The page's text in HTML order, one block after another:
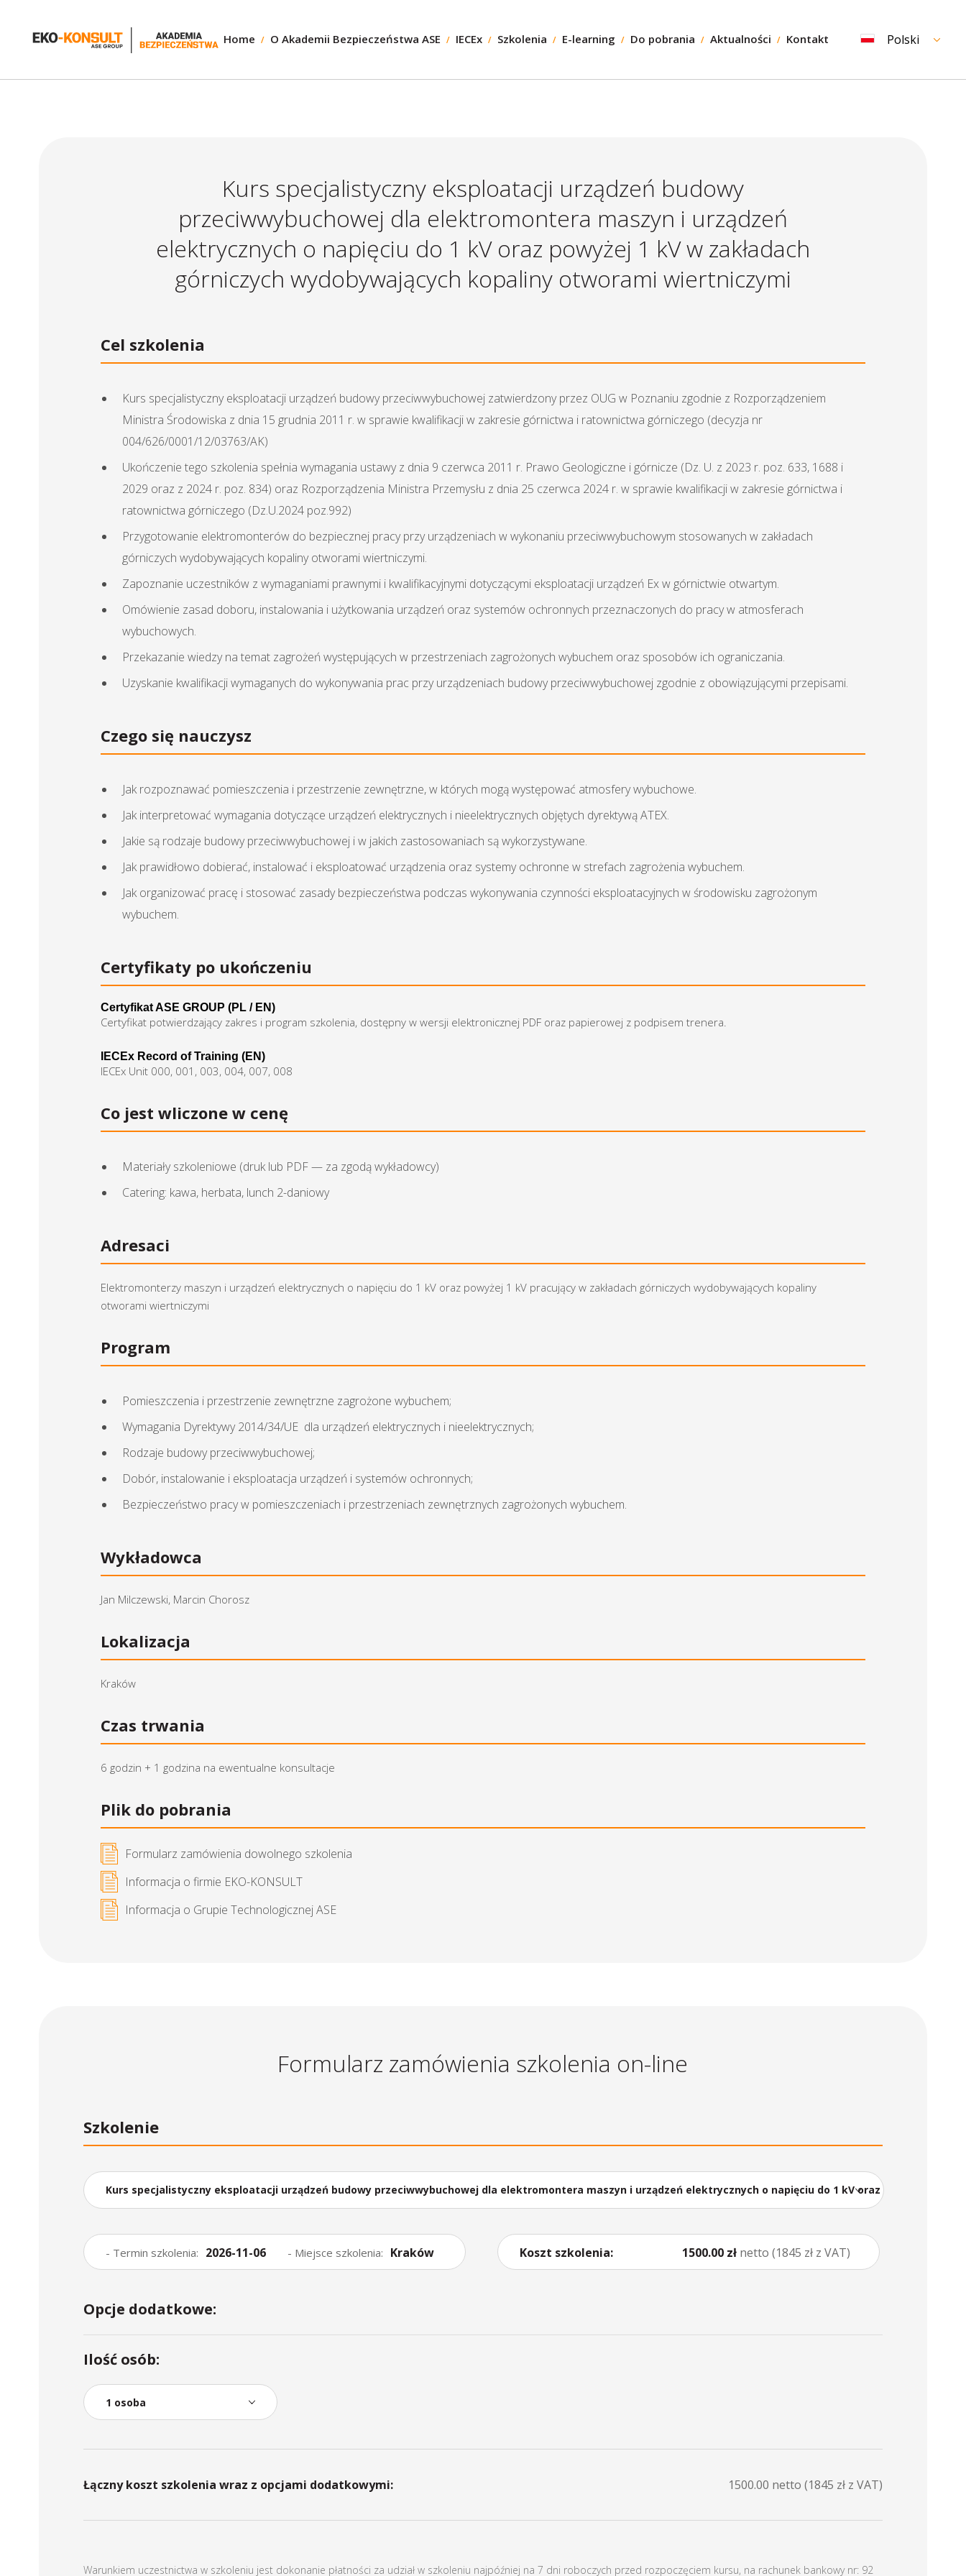
Home O Akademii Bezpieczeństwa ASE IECEx Szkolenia E-learning Do pobrania Aktualności Kontakt Polski
Kurs specjalistyczny eksploatacji urządzeń budowy
przeciwwybuchowej dla elektromontera maszyn i urządzeń
elektrycznych o napięciu do 1 kV oraz powyżej 1 kV w zakładach
górniczych wydobywających kopaliny otworami wiertniczymi
Cel szkolenia
Kurs specjalistyczny eksploatacji urządzeń budowy przeciwwybuchowej zatwierdzony przez OUG w Poznaniu zgodnie z Rozporządzeniem
Ministra Środowiska z dnia 15 grudnia 2011 r. w sprawie kwalifikacji w zakresie górnictwa i ratownictwa górniczego (decyzja nr
004/626/0001/12/03763/AK)
Ukończenie tego szkolenia spełnia wymagania ustawy z dnia 9 czerwca 2011 r. Prawo Geologiczne i górnicze (Dz. U. z 2023 r. poz. 633, 1688 i
2029 oraz z 2024 r. poz. 834) oraz Rozporządzenia Ministra Przemysłu z dnia 25 czerwca 2024 r. w sprawie kwalifikacji w zakresie górnictwa i
ratownictwa górniczego (Dz.U.2024 poz.992)
Przygotowanie elektromonterów do bezpiecznej pracy przy urządzeniach w wykonaniu przeciwwybuchowym stosowanych w zakładach
górniczych wydobywających kopaliny otworami wiertniczymi.
Zapoznanie uczestników z wymaganiami prawnymi i kwalifikacyjnymi dotyczącymi eksploatacji urządzeń Ex w górnictwie otwartym.
Omówienie zasad doboru, instalowania i użytkowania urządzeń oraz systemów ochronnych przeznaczonych do pracy w atmosferach
wybuchowych.
Przekazanie wiedzy na temat zagrożeń występujących w przestrzeniach zagrożonych wybuchem oraz sposobów ich ograniczania.
Uzyskanie kwalifikacji wymaganych do wykonywania prac przy urządzeniach budowy przeciwwybuchowej zgodnie z obowiązującymi przepisami.
Czego się nauczysz
Jak rozpoznawać pomieszczenia i przestrzenie zewnętrzne, w których mogą występować atmosfery wybuchowe.
Jak interpretować wymagania dotyczące urządzeń elektrycznych i nieelektrycznych objętych dyrektywą ATEX.
Jakie są rodzaje budowy przeciwwybuchowej i w jakich zastosowaniach są wykorzystywane.
Jak prawidłowo dobierać, instalować i eksploatować urządzenia oraz systemy ochronne w strefach zagrożenia wybuchem.
Jak organizować pracę i stosować zasady bezpieczeństwa podczas wykonywania czynności eksploatacyjnych w środowisku zagrożonym
wybuchem.
Certyfikaty po ukończeniu
Certyfikat ASE GROUP (PL / EN)
Certyfikat potwierdzający zakres i program szkolenia, dostępny w wersji elektronicznej PDF oraz papierowej z podpisem trenera.
IECEx Record of Training (EN)
IECEx Unit 000, 001, 003, 004, 007, 008
Co jest wliczone w cenę
Materiały szkoleniowe (druk lub PDF — za zgodą wykładowcy)
Catering: kawa, herbata, lunch 2-daniowy
Adresaci
Elektromonterzy maszyn i urządzeń elektrycznych o napięciu do 1 kV oraz powyżej 1 kV pracujący w zakładach górniczych wydobywających kopaliny
otworami wiertniczymi
Program
Pomieszczenia i przestrzenie zewnętrzne zagrożone wybuchem;
Wymagania Dyrektywy 2014/34/UE dla urządzeń elektrycznych i nieelektrycznych;
Rodzaje budowy przeciwwybuchowej;
Dobór, instalowanie i eksploatacja urządzeń i systemów ochronnych;
Bezpieczeństwo pracy w pomieszczeniach i przestrzeniach zewnętrznych zagrożonych wybuchem.
Wykładowca
Jan Milczewski, Marcin Chorosz
Lokalizacja
Kraków
Czas trwania
6 godzin + 1 godzina na ewentualne konsultacje
Plik do pobrania
Formularz zamówienia dowolnego szkolenia
Informacja o firmie EKO-KONSULT
Informacja o Grupie Technologicznej ASE
Formularz zamówienia szkolenia on-line
Szkolenie
Kurs specjalistyczny eksploatacji urządzeń budowy przeciwwybuchowej dla elektromontera maszyn i urządzeń elektrycznych o napięciu do 1 kV oraz
- Termin szkolenia: 2026-11-06 - Miejsce szkolenia: Kraków Koszt szkolenia: 1500.00 zł netto (1845 zł z VAT)
Opcje dodatkowe:
Ilość osób:
Łączny koszt szkolenia wraz z opcjami dodatkowymi: 1500.00 netto (1845 zł z VAT)
Warunkiem uczestnictwa w szkoleniu jest dokonanie płatności za udział w szkoleniu najpóźniej na 7 dni roboczych przed rozpoczęciem kursu, na rachunek bankowy nr: 92